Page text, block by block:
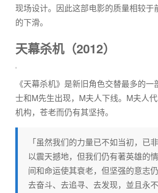
现场设计。因此这部电影的质量相较于
的下滑。
天幕杀机（2012）
《天幕杀机》是新旧角色交替最多的
士和M先生出现，M夫人下线。M夫人
机构，苍老而仍有其坚持。
「虽然我们的力量已不如当初，已
以震天撼地，但我们仍有著英雄的
间和命运使其衰老，但坚强的意志
去奋斗、去追寻、去发现，並且永不